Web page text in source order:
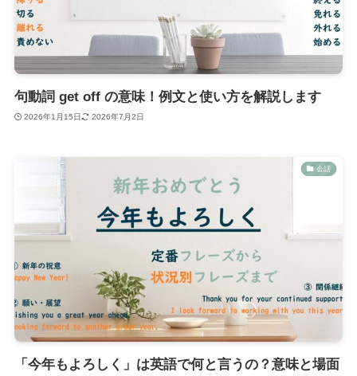
句動詞 get off の意味！例文と使い方を解説します
2026年1月15日 2026年7月2日
会話
「今年もよろしく」は英語で何と言うの？意味と場面